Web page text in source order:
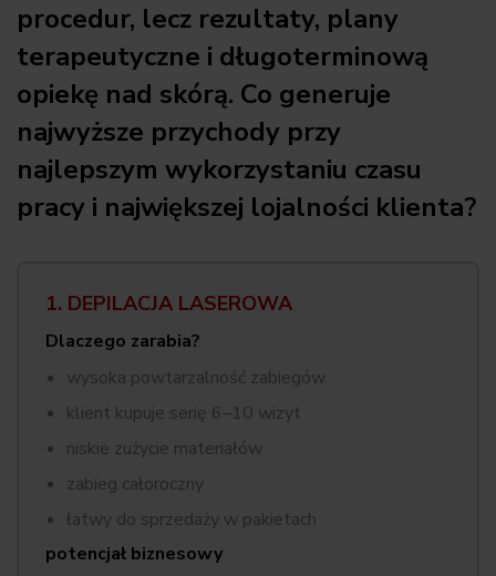
procedur, lecz rezultaty, plany
terapeutyczne i długoterminową
opiekę nad skórą. Co generuje
najwyższe przychody przy
najlepszym wykorzystaniu czasu
pracy i największej lojalności klienta?
1. DEPILACJA LASEROWA
Dlaczego zarabia?
wysoka powtarzalność zabiegów
klient kupuje serię 6–10 wizyt
niskie zużycie materiałów
zabieg całoroczny
łatwy do sprzedaży w pakietach
potencjał biznesowy